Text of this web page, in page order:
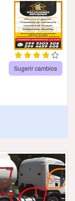
Sugerir cambios